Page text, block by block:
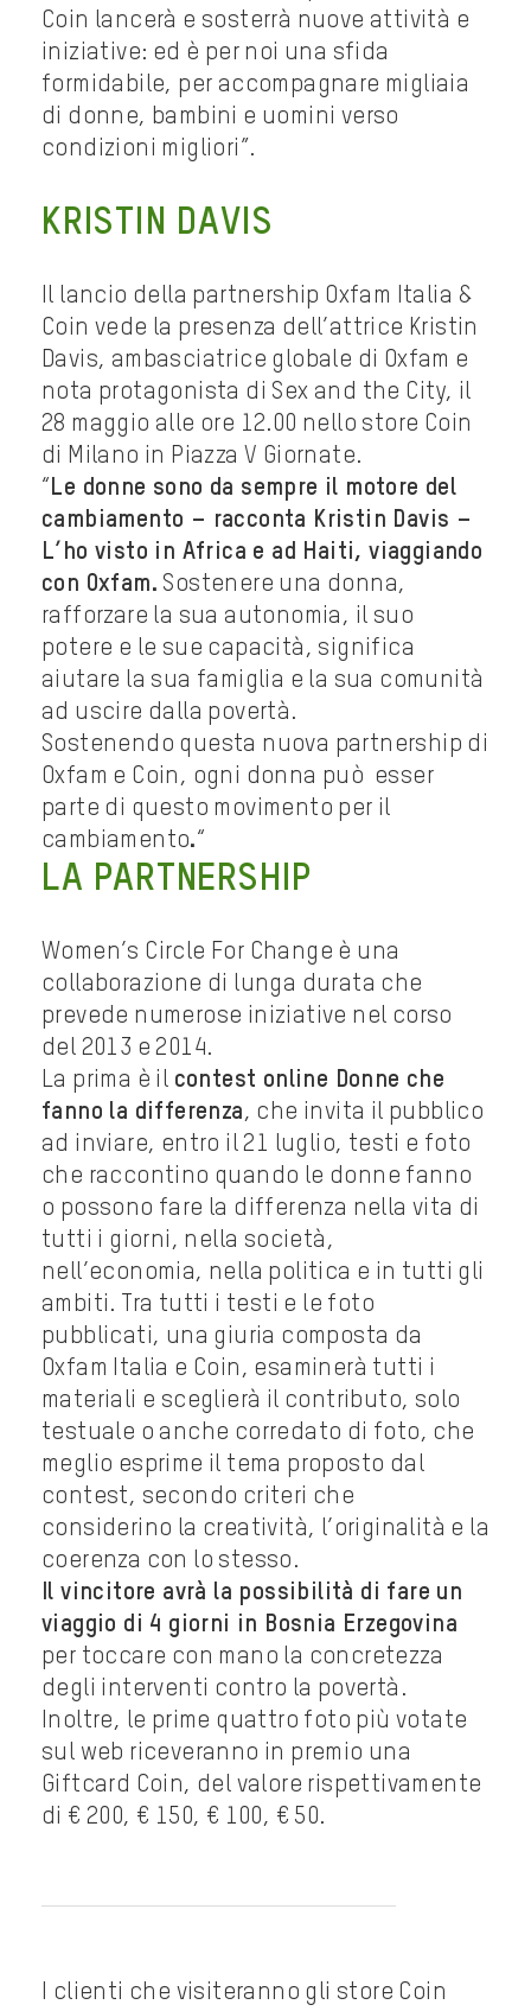
Coin lancerà e sosterrà nuove attività e
iniziative: ed è per noi una sfida
formidabile, per accompagnare migliaia
di donne, bambini e uomini verso
condizioni migliori”.
KRISTIN DAVIS
Il lancio della partnership Oxfam Italia &
Coin vede la presenza dell’attrice Kristin
Davis, ambasciatrice globale di Oxfam e
nota protagonista di Sex and the City, il
28 maggio alle ore 12.00 nello store Coin
di Milano in Piazza V Giornate.
“ Le donne sono da sempre il motore del
cambiamento – racconta Kristin Davis –
L’ho visto in Africa e ad Haiti, viaggiando
con Oxfam. Sostenere una donna,
rafforzare la sua autonomia, il suo
potere e le sue capacità, significa
aiutare la sua famiglia e la sua comunità
ad uscire dalla povertà.
Sostenendo questa nuova partnership di
Oxfam e Coin, ogni donna può esser
parte di questo movimento per il
cambiamento.“
LA PARTNERSHIP
Women’s Circle For Change è una
collaborazione di lunga durata che
prevede numerose iniziative nel corso
del 2013 e 2014.
La prima è il contest online Donne che
fanno la differenza, che invita il pubblico
ad inviare, entro il 21 luglio, testi e foto
che raccontino quando le donne fanno
o possono fare la differenza nella vita di
tutti i giorni, nella società,
nell’economia, nella politica e in tutti gli
ambiti. Tra tutti i testi e le foto
pubblicati, una giuria composta da
Oxfam Italia e Coin, esaminerà tutti i
materiali e sceglierà il contributo, solo
testuale o anche corredato di foto, che
meglio esprime il tema proposto dal
contest, secondo criteri che
considerino la creatività, l’originalità e la
coerenza con lo stesso.
Il vincitore avrà la possibilità di fare un
viaggio di 4 giorni in Bosnia Erzegovina
per toccare con mano la concretezza
degli interventi contro la povertà.
Inoltre, le prime quattro foto più votate
sul web riceveranno in premio una
Giftcard Coin, del valore rispettivamente
di € 200, € 150, € 100, € 50.
I clienti che visiteranno gli store Coin